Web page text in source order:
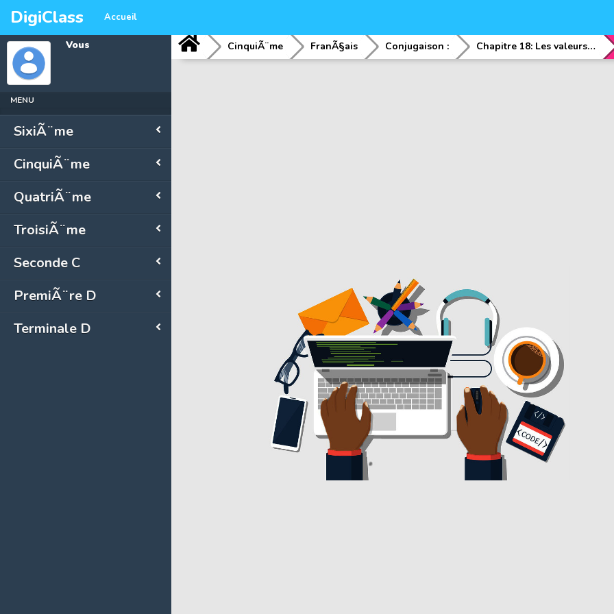
DigiClass Accueil
Vous
MENU
SixiÃ¨me
CinquiÃ¨me
QuatriÃ¨me
TroisiÃ¨me
Seconde C
PremiÃ¨re D
Terminale D
CinquiÃ¨me FranÃ§ais Conjugaison : Chapitre 18: Les valeurs et emplois du subjonctifs